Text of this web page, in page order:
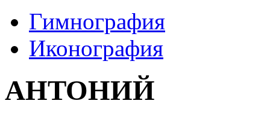
Гимнография
Иконография
АНТОНИЙ